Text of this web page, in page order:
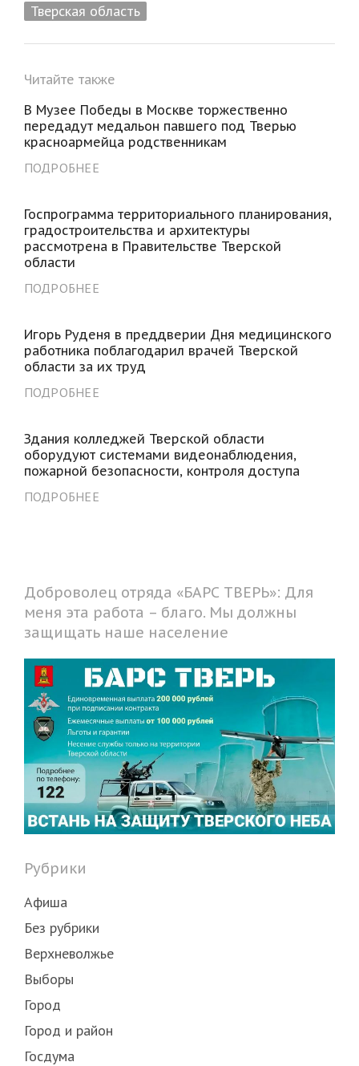
Тверская область
Читайте также
В Музее Победы в Москве торжественно
передадут медальон павшего под Тверью
красноармейца родственникам
ПОДРОБНЕЕ
Госпрограмма территориального планирования,
градостроительства и архитектуры
рассмотрена в Правительстве Тверской
области
ПОДРОБНЕЕ
Игорь Руденя в преддверии Дня медицинского
работника поблагодарил врачей Тверской
области за их труд
ПОДРОБНЕЕ
Здания колледжей Тверской области
оборудуют системами видеонаблюдения,
пожарной безопасности, контроля доступа
ПОДРОБНЕЕ
Доброволец отряда «БАРС ТВЕРЬ»: Для
меня эта работа – благо. Мы должны
защищать наше население
Рубрики
Афиша
Без рубрики
Верхневолжье
Выборы
Город
Город и район
Госдума